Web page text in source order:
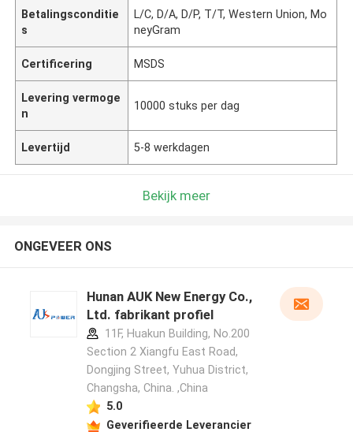
Betalingsconditie
s
L/C, D/A, D/P, T/T, Western Union, Mo
neyGram
Certificering MSDS
Levering vermoge
n
10000 stuks per dag
Levertijd 5-8 werkdagen
Bekijk meer
ONGEVEER ONS
Hunan AUK New Energy Co.,
Ltd. fabrikant profiel
11F, Huakun Building, No.200
Section 2 Xiangfu East Road,
Dongjing Street, Yuhua District,
Changsha, China. ,China
5.0
Geverifieerde Leverancier